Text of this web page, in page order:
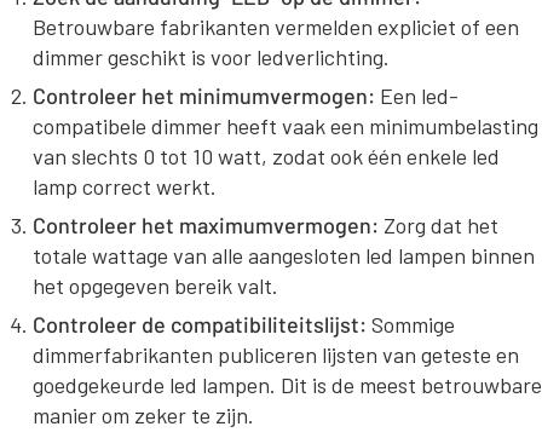
Betrouwbare fabrikanten vermelden expliciet of een
dimmer geschikt is voor ledverlichting.
Controleer het minimumvermogen: Een led-
compatibele dimmer heeft vaak een minimumbelasting
van slechts 0 tot 10 watt, zodat ook één enkele led
lamp correct werkt.
Controleer het maximumvermogen: Zorg dat het
totale wattage van alle aangesloten led lampen binnen
het opgegeven bereik valt.
Controleer de compatibiliteitslijst: Sommige
dimmerfabrikanten publiceren lijsten van geteste en
goedgekeurde led lampen. Dit is de meest betrouwbare
manier om zeker te zijn.